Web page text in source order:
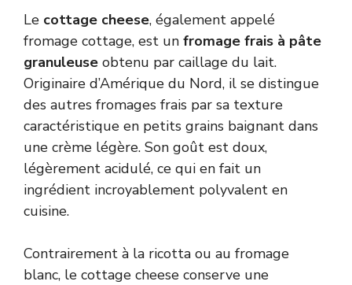
Le cottage cheese, également appelé
fromage cottage, est un fromage frais à pâte
granuleuse obtenu par caillage du lait.
Originaire d’Amérique du Nord, il se distingue
des autres fromages frais par sa texture
caractéristique en petits grains baignant dans
une crème légère. Son goût est doux,
légèrement acidulé, ce qui en fait un
ingrédient incroyablement polyvalent en
cuisine.
Contrairement à la ricotta ou au fromage
blanc, le cottage cheese conserve une